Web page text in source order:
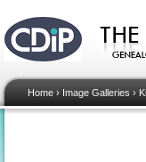
Home › Image Galleries ›